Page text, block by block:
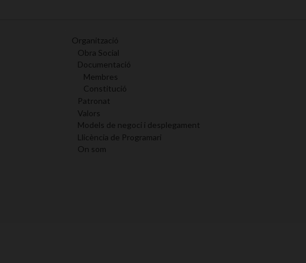
Organització
Obra Social
Documentació
Membres
Constitució
Patronat
Valors
Models de negoci i desplegament
Llicència de Programari
On som